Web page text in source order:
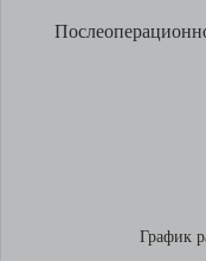
График